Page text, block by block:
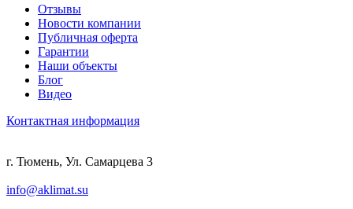
Отзывы
Новости компании
Публичная оферта
Гарантии
Наши объекты
Блог
Видео
Контактная информация
г. Тюмень, Ул. Самарцева 3
info@aklimat.su